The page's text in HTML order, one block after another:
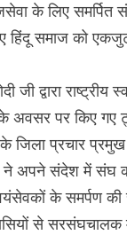
के लिए समर्पित
हिंदू समाज को
जी द्वारा
अवसर पर किए गए
जिला प्रचार
ने अपने संदेश में संघ
के समर्पण की
से सरसंघचालक